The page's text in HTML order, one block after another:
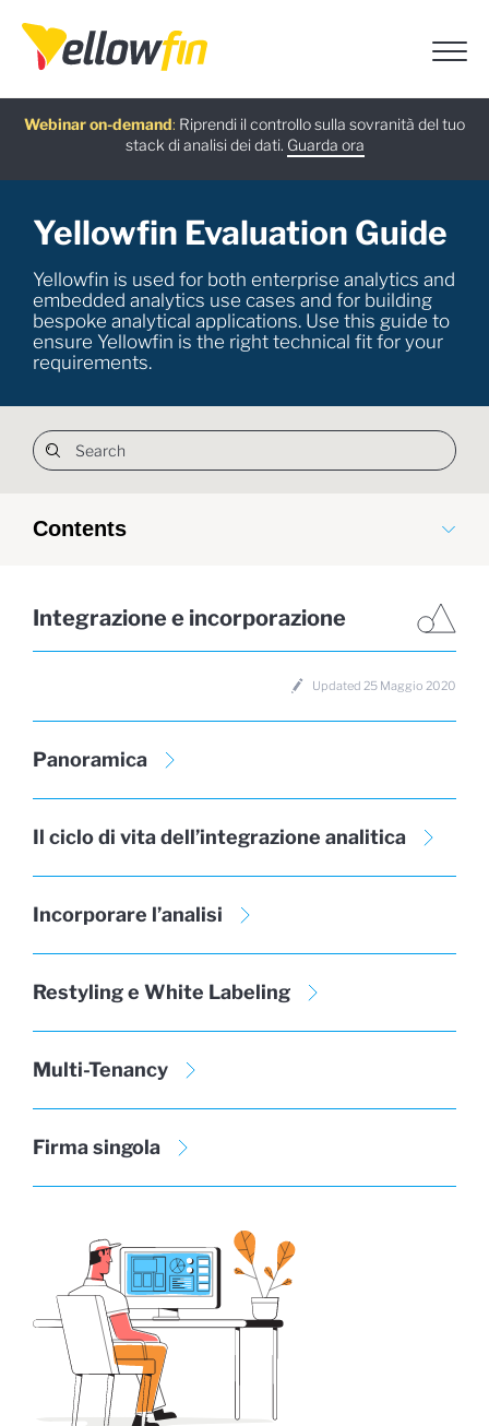
Webinar on-demand: Riprendi il controllo sulla sovranità del tuo
stack di analisi dei dati. Guarda ora
Ultima versione
Scopri di più
Guida gratuita:
Scarica ora
Assistenti chatbot IA:
Prova ora
Yellowfin Evaluation Guide
Yellowfin is used for both enterprise analytics and
embedded analytics use cases and for building
bespoke analytical applications. Use this guide to
ensure Yellowfin is the right technical fit for your
requirements.
Contents
Integrazione e incorporazione
Updated 25 Maggio 2020
Panoramica
Il ciclo di vita dell’integrazione analitica
Incorporare l’analisi
Restyling e White Labeling
Multi-Tenancy
Firma singola